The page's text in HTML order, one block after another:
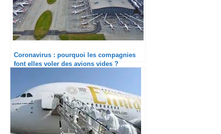
Coronavirus : pourquoi les compagnies
font elles voler des avions vides ?